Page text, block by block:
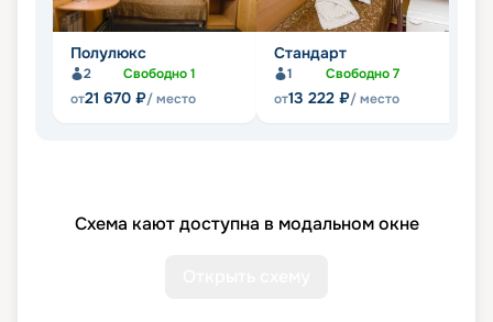
Полулюкс
2 Свободно1
от21 670 ₽/ место
Стандарт
1 Свободно7
от13 222 ₽/ место
Схема кают доступна в модальном окне